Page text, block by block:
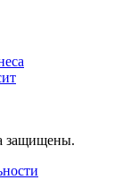
защищены.